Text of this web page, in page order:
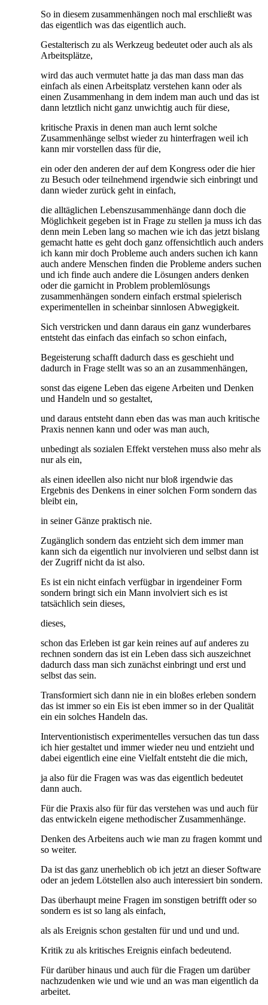
So in diesem zusammenhängen noch mal erschließt was
das eigentlich was das eigentlich auch.
Gestalterisch zu als Werkzeug bedeutet oder auch als als
Arbeitsplätze,
wird das auch vermutet hatte ja das man dass man das
einfach als einen Arbeitsplatz verstehen kann oder als
einen Zusammenhang in dem indem man auch und das ist
dann letztlich nicht ganz unwichtig auch für diese,
kritische Praxis in denen man auch lernt solche
Zusammenhänge selbst wieder zu hinterfragen weil ich
kann mir vorstellen dass für die,
ein oder den anderen der auf dem Kongress oder die hier
zu Besuch oder teilnehmend irgendwie sich einbringt und
dann wieder zurück geht in einfach,
die alltäglichen Lebenszusammenhänge dann doch die
Möglichkeit gegeben ist in Frage zu stellen ja muss ich das
denn mein Leben lang so machen wie ich das jetzt bislang
gemacht hatte es geht doch ganz offensichtlich auch anders
ich kann mir doch Probleme auch anders suchen ich kann
auch andere Menschen finden die Probleme anders suchen
und ich finde auch andere die Lösungen anders denken
oder die garnicht in Problem problemlösungs
zusammenhängen sondern einfach erstmal spielerisch
experimentellen in scheinbar sinnlosen Abwegigkeit.
Sich verstricken und dann daraus ein ganz wunderbares
entsteht das einfach das einfach so schon einfach,
Begeisterung schafft dadurch dass es geschieht und
dadurch in Frage stellt was so an an zusammenhängen,
sonst das eigene Leben das eigene Arbeiten und Denken
und Handeln und so gestaltet,
und daraus entsteht dann eben das was man auch kritische
Praxis nennen kann und oder was man auch,
unbedingt als sozialen Effekt verstehen muss also mehr als
nur als ein,
als einen ideellen also nicht nur bloß irgendwie das
Ergebnis des Denkens in einer solchen Form sondern das
bleibt ein,
in seiner Gänze praktisch nie.
Zugänglich sondern das entzieht sich dem immer man
kann sich da eigentlich nur involvieren und selbst dann ist
der Zugriff nicht da ist also.
Es ist ein nicht einfach verfügbar in irgendeiner Form
sondern bringt sich ein Mann involviert sich es ist
tatsächlich sein dieses,
dieses,
schon das Erleben ist gar kein reines auf auf anderes zu
rechnen sondern das ist ein Leben dass sich auszeichnet
dadurch dass man sich zunächst einbringt und erst und
selbst das sein.
Transformiert sich dann nie in ein bloßes erleben sondern
das ist immer so ein Eis ist eben immer so in der Qualität
ein ein solches Handeln das.
Interventionistisch experimentelles versuchen das tun dass
ich hier gestaltet und immer wieder neu und entzieht und
dabei eigentlich eine eine Vielfalt entsteht die die mich,
ja also für die Fragen was was das eigentlich bedeutet
dann auch.
Für die Praxis also für für das verstehen was und auch für
das entwickeln eigene methodischer Zusammenhänge.
Denken des Arbeitens auch wie man zu fragen kommt und
so weiter.
Da ist das ganz unerheblich ob ich jetzt an dieser Software
oder an jedem Lötstellen also auch interessiert bin sondern.
Das überhaupt meine Fragen im sonstigen betrifft oder so
sondern es ist so lang als einfach,
als als Ereignis schon gestalten für und und und und.
Kritik zu als kritisches Ereignis einfach bedeutend.
Für darüber hinaus und auch für die Fragen um darüber
nachzudenken wie und wie und an was man eigentlich da
arbeitet.